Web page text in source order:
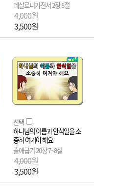
데살로니가전서 2장 8절
4,000원
3,500원
선택
하나님의 이름과 안식일을 소
중히 여겨야 해요
출애굽기 20장 7~8절
4,000원
3,500원